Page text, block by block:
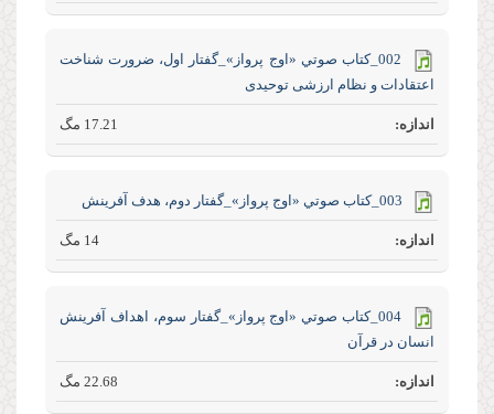
002_كتاب صوتي «اوج پرواز»_گفتار اول، ضرورت شناخت
اعتقادات و نظام ارزشی توحیدی
17.21 مگ
003_كتاب صوتي «اوج پرواز»_گفتار دوم، هدف آفرینش
14 مگ
004_كتاب صوتي «اوج پرواز»_گفتار سوم، اهداف آفرینش
انسان در قرآن
22.68 مگ